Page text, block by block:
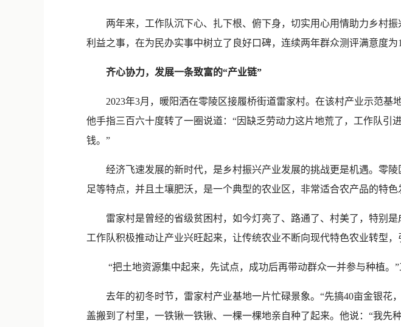
两年来，工作队沉下心、扎下根、俯下身，切实用心用情助力乡村振
利益之事，在为民办实事中树立了良好口碑，连续两年群众测评满意度为
齐心协力，发展一条致富的“产业链”
2023年3月，暖阳洒在零陵区接履桥街道雷家村。在该村产业示范基
他手指三百六十度转了一圈说道：“因缺乏劳动力这片地荒了，工作队
钱。”
经济飞速发展的新时代，是乡村振兴产业发展的挑战更是机遇。零陵
足等特点，并且土壤肥沃，是一个典型的农业区，非常适合农产品的特色
雷家村是曾经的省级贫困村，如今灯亮了、路通了、村美了，特别是
工作队积极推动让产业兴旺起来，让传统农业不断向现代特色农业转型
“把土地资源集中起来，先试点，成功后再带动群众一并参与种植。”
去年的初冬时节，雷家村产业基地一片忙碌景象。“先搞40亩金银花
盖搬到了村里，一铁锹一铁锹、一棵一棵地亲自种了起来。他说：“我先